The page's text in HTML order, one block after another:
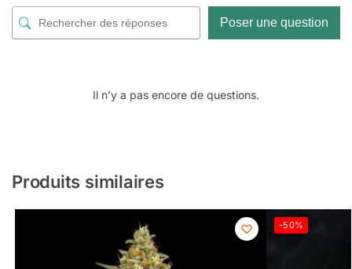
Poser une question
Il n’y a pas encore de questions.
Produits similaires
-50%